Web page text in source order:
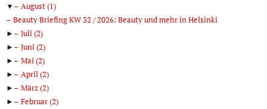
▼
August(1)
Beauty Briefing KW 32 / 2026: Beauty und mehr in Helsinki
►
Juli(2)
►
Juni(2)
►
Mai(2)
►
April(2)
►
März(2)
►
Februar(2)